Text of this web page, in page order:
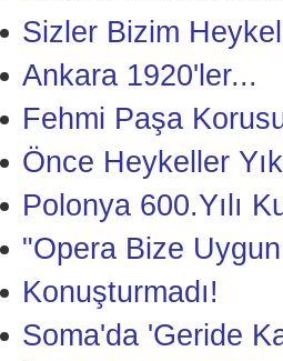
Sizler Bizim
Ankara 1920'ler...
Fehmi Paşa
Önce Heykeller
Polonya 600.Yılı
"Opera Bize
Konuşturmadı!
Soma'da 'Geride